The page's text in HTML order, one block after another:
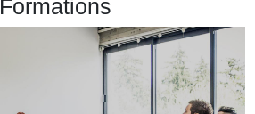
Formations